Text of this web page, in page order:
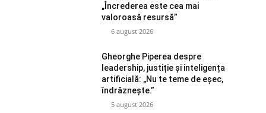
„Încrederea este cea mai
valoroasă resursă”
6 august 2026
Gheorghe Piperea despre
leadership, justiție și inteligența
artificială: „Nu te teme de eșec,
îndrăznește.”
5 august 2026